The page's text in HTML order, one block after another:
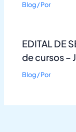
Blog/ Por
EDITAL DE
de cursos –
Blog/ Por